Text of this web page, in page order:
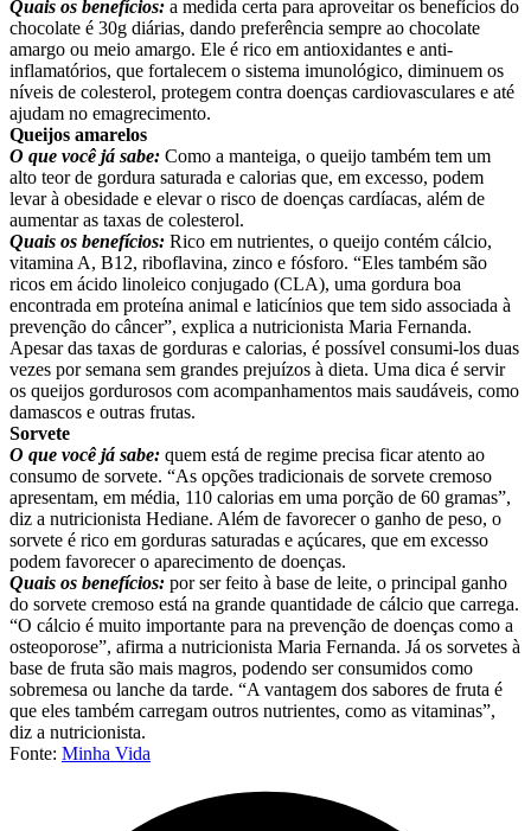
Quais os benefícios: a medida certa para aproveitar os benefícios do
chocolate é 30g diárias, dando preferência sempre ao chocolate
amargo ou meio amargo. Ele é rico em antioxidantes e anti-
inflamatórios, que fortalecem o sistema imunológico, diminuem os
níveis de colesterol, protegem contra doenças cardiovasculares e até
ajudam no emagrecimento.
Queijos amarelos
O que você já sabe: Como a manteiga, o queijo também tem um
alto teor de gordura saturada e calorias que, em excesso, podem
levar à obesidade e elevar o risco de doenças cardíacas, além de
aumentar as taxas de colesterol.
Quais os benefícios: Rico em nutrientes, o queijo contém cálcio,
vitamina A, B12, riboflavina, zinco e fósforo. “Eles também são
ricos em ácido linoleico conjugado (CLA), uma gordura boa
encontrada em proteína animal e laticínios que tem sido associada à
prevenção do câncer”, explica a nutricionista Maria Fernanda.
Apesar das taxas de gorduras e calorias, é possível consumi-los duas
vezes por semana sem grandes prejuízos à dieta. Uma dica é servir
os queijos gordurosos com acompanhamentos mais saudáveis, como
damascos e outras frutas.
Sorvete
O que você já sabe: quem está de regime precisa ficar atento ao
consumo de sorvete. “As opções tradicionais de sorvete cremoso
apresentam, em média, 110 calorias em uma porção de 60 gramas”,
diz a nutricionista Hediane. Além de favorecer o ganho de peso, o
sorvete é rico em gorduras saturadas e açúcares, que em excesso
podem favorecer o aparecimento de doenças.
Quais os benefícios: por ser feito à base de leite, o principal ganho
do sorvete cremoso está na grande quantidade de cálcio que carrega.
“O cálcio é muito importante para na prevenção de doenças como a
osteoporose”, afirma a nutricionista Maria Fernanda. Já os sorvetes à
base de fruta são mais magros, podendo ser consumidos como
sobremesa ou lanche da tarde. “A vantagem dos sabores de fruta é
que eles também carregam outros nutrientes, como as vitaminas”,
diz a nutricionista.
Fonte: Minha Vida